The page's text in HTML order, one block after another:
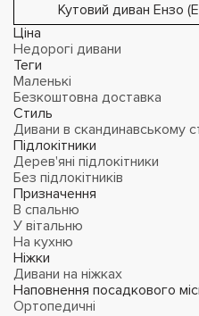
Кутовий диван Ензо
Ціна
Недорогі дивани
Теги
Маленькі
Безкоштовна доставка
Стиль
Дивани в скандинавському
Підлокітники
Дерев'яні підлокітники
Без підлокітників
Призначення
В спальню
У вітальню
На кухню
Ніжки
Дивани на ніжках
Наповнення посадкового
Ортопедичні